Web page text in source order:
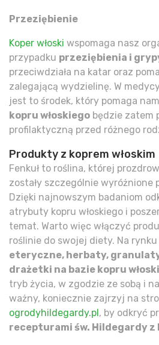
Przeziębienie
Koper włoski wspomaga nasz
przypadku przeziębienia i
przeciwdziała na katar oraz
zalegającą wydzielinę. W
jest to środek, który pomaga
kopru włoskiego będzie zatem
profilaktyczną przed różnego
Produkty z koprem włoskim
Fenkuł to roślina, której
zostały szczególnie wyróżnione
Dzięki najnowszym badaniom
atrybuty kopru włoskiego i
temat. Warto więc włączyć
roślinie do swojej diety. Na
eteryczne, herbaty,
drażetki na bazie kopru
tryb życia, w zgodzie ze sobą i
ważny, koniecznie zajrzyj na
ogrodyhildegardy.pl, by odkryć
recepturami św. Hildegardy z